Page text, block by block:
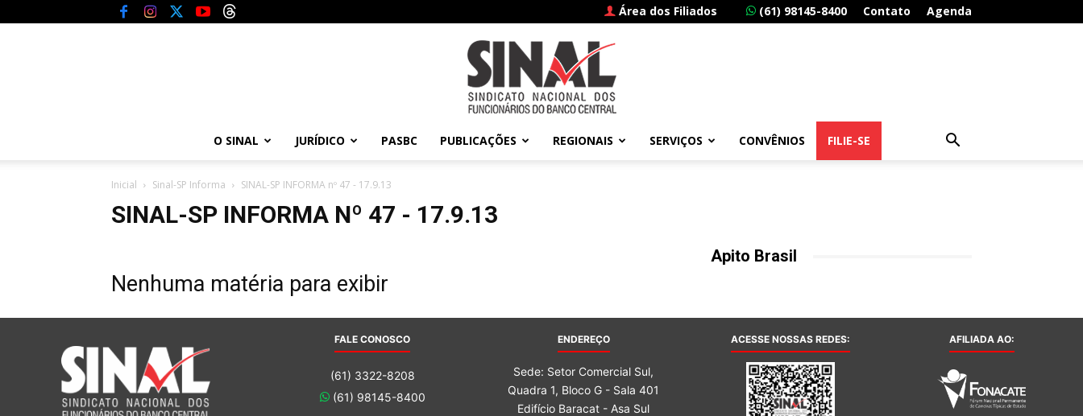
Área dos Filiados (61) 98145-8400 Contato Agenda
Sindicato
O SINAL JURÍDICO PASBC PUBLICAÇÕES REGIONAIS SERVIÇOS CONVÊNIOS FILIE-SE
Inicial Sinal-SP Informa SINAL-SP INFORMA nº 47 - 17.9.13
SINAL-SP INFORMA Nº 47 - 17.9.13
Nenhuma matéria para exibir
Apito Brasil
FALE CONOSCO
(61) 3322-8208
(61) 98145-8400
ENDEREÇO
Sede: Setor Comercial Sul,
Quadra 1, Bloco G - Sala 401
Edifício Baracat - Asa Sul
ACESSE NOSSAS REDES: AFILIADA AO: